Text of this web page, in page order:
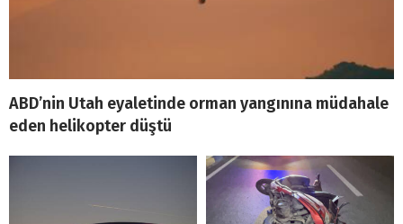
ABD’nin Utah eyaletinde orman yangınına müdahale
eden helikopter düştü